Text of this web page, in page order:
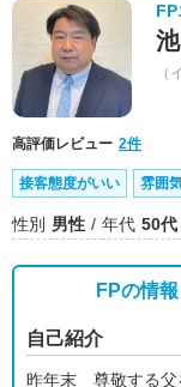
（
高評価レビュー 2件
接客態度がいい 雰囲
性別 男性 年代 50代
FPの情報
自己紹介
昨年末 尊敬する父